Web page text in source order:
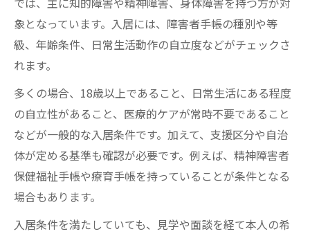
象となっています。入居には、障害者手帳の種別や等
級、年齢条件、日常生活動作の自立度などがチェックさ
れます。
多くの場合、18歳以上であること、日常生活にある程度
の自立性があること、医療的ケアが常時不要であること
などが一般的な入居条件です。加えて、支援区分や自治
体が定める基準も確認が必要です。例えば、精神障害者
保健福祉手帳や療育手帳を持っていることが条件となる
場合もあります。
入居条件を満たしていても、見学や面談を経て本人の希